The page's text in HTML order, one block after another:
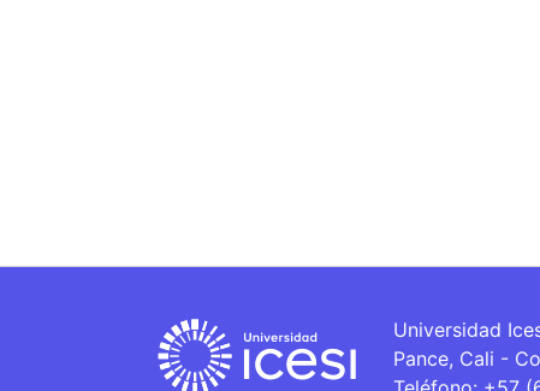
Universidad
Pance, Cali -